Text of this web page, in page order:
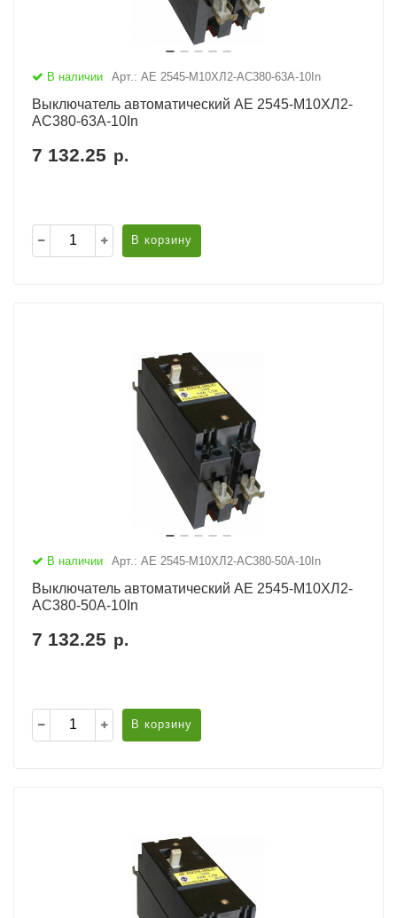
В наличии Арт.: АЕ 2545-М10ХЛ2-AC380-63А-10In
Выключатель автоматический АЕ 2545-М10ХЛ2-
AC380-63А-10In
7 132.25 р.
В корзину
В наличии Арт.: АЕ 2545-М10ХЛ2-AC380-50А-10In
Выключатель автоматический АЕ 2545-М10ХЛ2-
AC380-50А-10In
7 132.25 р.
В корзину